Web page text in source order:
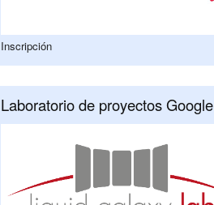
Inscripción
Laboratorio de proyectos Google